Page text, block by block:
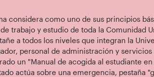
considera como uno de sus principios
trabajo y estudio de toda la Comunidad
a todos los niveles que integran la
personal de administración y
un "Manual de acogida al estudiante
actúa sobre una emergencia, pestaña